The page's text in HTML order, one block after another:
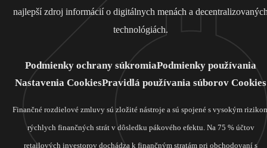
najlepší zdroj informácií o digitálnych menách a
technológiách.
Podmienky ochrany súkromiaPodmienky používania
Nastavenia CookiesPravidlá používania súborov Cookies
Finančné rozdielové zmluvy sú zložité nástroje a sú spojené s vysokým
rýchlych finančných strát v dôsledku pákového efektu. Na 75 % účtov
retailových investorov dochádza k finančným stratám pri obchodovaní s